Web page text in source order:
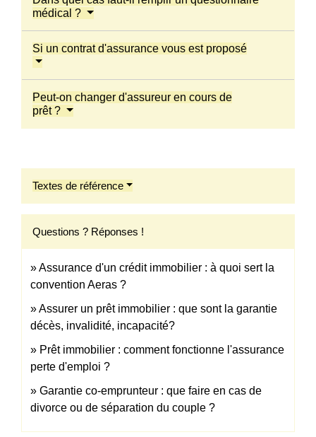
médical ?
Si un contrat d'assurance vous est proposé
Peut-on changer d'assureur en cours de
prêt ?
Textes de référence
Questions ? Réponses !
Assurance d'un crédit immobilier : à quoi sert la
convention Aeras ?
Assurer un prêt immobilier : que sont la garantie
décès, invalidité, incapacité?
Prêt immobilier : comment fonctionne l'assurance
perte d'emploi ?
Garantie co-emprunteur : que faire en cas de
divorce ou de séparation du couple ?